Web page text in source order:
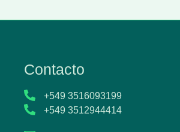
Contacto
+549 3516093199
+549 3512944414